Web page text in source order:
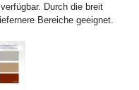
Durch die breit
Bereiche geeignet.